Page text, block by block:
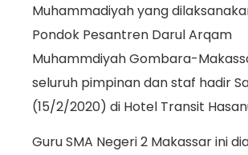
Muhammadiyah yang
Pondok Pesantren Darul Arqam
Muhammdiyah Gombara-
seluruh pimpinan dan staf hadir
(15/2/2020) di Hotel Transit
Guru SMA Negeri 2 Makassar ini